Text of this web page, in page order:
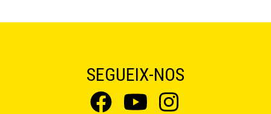
SEGUEIX-NOS